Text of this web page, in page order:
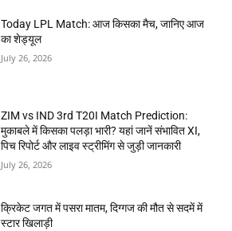
Today LPL Match: आज किसका मैच, जानिए आज
का शेड्यूल
July 26, 2026
ZIM vs IND 3rd T20I Match Prediction:
मुकाबले में किसका पलड़ा भारी? यहां जानें संभावित XI,
पिच रिपोर्ट और लाइव स्ट्रीमिंग से जुड़ी जानकारी
July 26, 2026
क्रिकेट जगत में पसरा मातम, दिग्गज की मौत से सदमें में
स्टार खिलाड़ी